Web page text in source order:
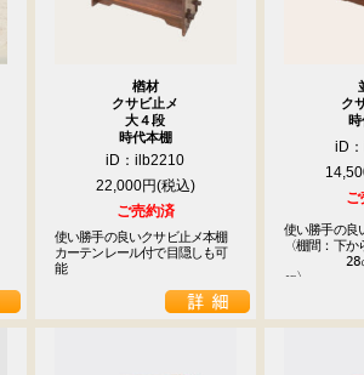
楢材
クサビ止メ
大４段
時代本棚
iD：ilb2210
22,000円
ご売約済
使い勝手の良いクサビ止メ本棚
カーテンレール付で目隠しも可
能
ク
時
iD
ご
使い勝手の良
〈棚間：下か
28㎝/
㎝〉